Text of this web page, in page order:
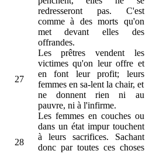
redresseront pas. C'est
comme à des morts qu'on
met devant elles des
offrandes.
27
Les prêtres vendent les
victimes qu'on leur offre et
en font leur profit; leurs
femmes en sa-lent la chair, et
ne donnent rien ni au
pauvre, ni à l'infirme.
28
Les femmes en couches ou
dans un état impur touchent
à leurs sacrifices. Sachant
donc par toutes ces choses